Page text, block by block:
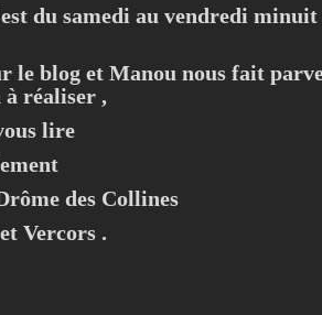
du samedi au vendredi minuit
le blog et Manou nous fait
à réaliser ,
lire
des Collines
Vercors .